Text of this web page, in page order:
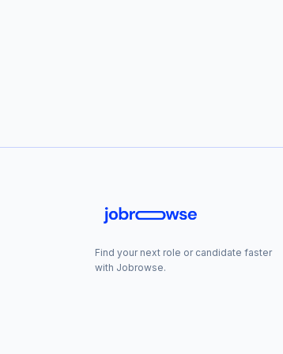
Find your next role or candidate faster
with Jobrowse.